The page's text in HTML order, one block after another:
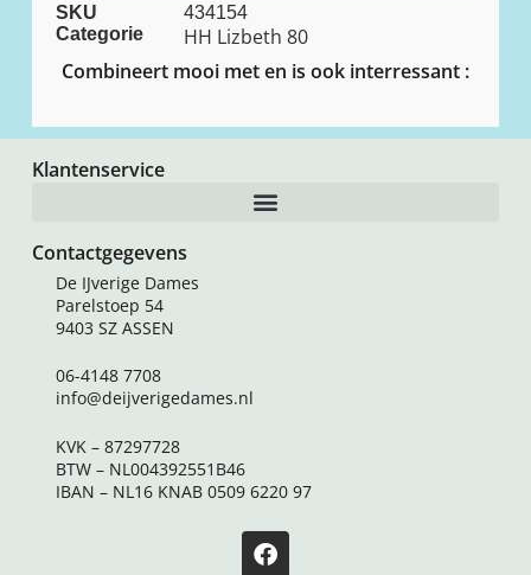
SKU
434154
Categorie
HH Lizbeth 80
Combineert mooi met en is ook interressant :
Klantenservice
Contactgegevens
De IJverige Dames
Parelstoep 54
9403 SZ ASSEN
06-4148 7708
info@deijverigedames.nl
KVK – 87297728
BTW – NL004392551B46
IBAN – NL16 KNAB 0509 6220 97